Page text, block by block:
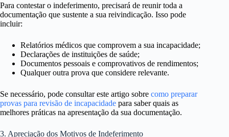
Para contestar o indeferimento, precisará de reunir toda a
documentação que sustente a sua reivindicação. Isso pode
incluir:
Relatórios médicos que comprovem a sua incapacidade;
Declarações de instituições de saúde;
Documentos pessoais e comprovativos de rendimentos;
Qualquer outra prova que considere relevante.
Se necessário, pode consultar este artigo sobre como preparar
provas para revisão de incapacidade para saber quais as
melhores práticas na apresentação da sua documentação.
3. Apreciação dos Motivos de Indeferimento